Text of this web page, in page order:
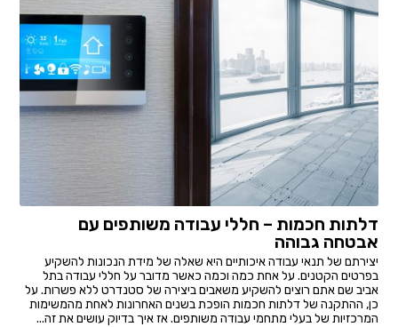
דלתות חכמות – חללי עבודה משותפים עם
אבטחה גבוהה
יצירתם של תנאי עבודה איכותיים היא שאלה של מידת הנכונות להשקיע
בפרטים הקטנים. על אחת כמה וכמה כאשר מדובר על חללי עבודה בתל
אביב שם אתם רוצים להשקיע משאבים ביצירה של סטנדרט ללא פשרות. על
כן, ההתקנה של דלתות חכמות הופכת בשנים האחרונות לאחת מהמשימות
המרכזיות של בעלי מתחמי עבודה משותפים. אז איך בדיוק עושים את זה...